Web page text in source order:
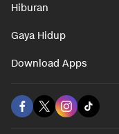
Hiburan
Gaya Hidup
Download Apps